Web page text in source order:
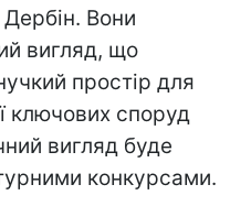
Вони
вигляд, що
простір для
ключових споруд
вигляд буде
конкурсами.